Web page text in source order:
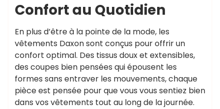
Confort au Quotidien
En plus d’être à la pointe de la mode, les
vêtements Daxon sont conçus pour offrir un
confort optimal. Des tissus doux et extensibles,
des coupes bien pensées qui épousent les
formes sans entraver les mouvements, chaque
pièce est pensée pour que vous vous sentiez bien
dans vos vêtements tout au long de la journée.